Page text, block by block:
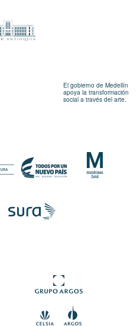
El gobierno de Medellín
apoya la transformación
social a través del arte.